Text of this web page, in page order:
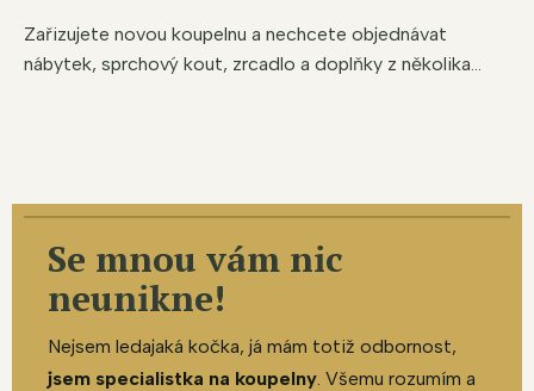
Zařizujete novou koupelnu a nechcete objednávat
nábytek, sprchový kout, zrcadlo a doplňky z několika...
Se mnou vám nic
neunikne!
Nejsem ledajaká kočka, já mám totiž odbornost,
jsem specialistka na koupelny . Všemu rozumím a